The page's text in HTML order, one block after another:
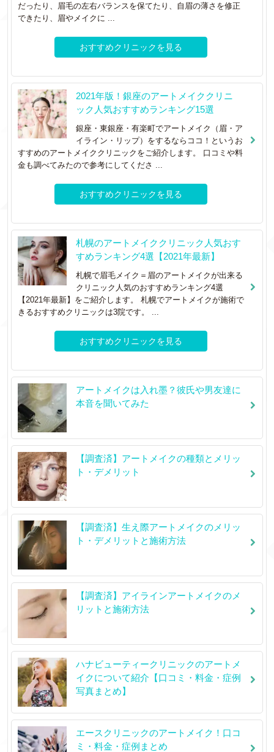
だったり、眉毛の左右バランスを保てたり、自眉の薄さを修正
できたり、眉やメイクに ...
おすすめクリニックを見る
2021年版！銀座のアートメイククリニ
ック人気おすすめランキング15選
銀座・東銀座・有楽町でアートメイク（眉・ア
イライン・リップ）をするならココ！というお
すすめのアートメイククリニックをご紹介します。 口コミや料
金も調べてみたので参考にしてくださ ...
おすすめクリニックを見る
札幌のアートメイククリニック人気おす
すめランキング4選【2021年最新】
札幌で眉毛メイク＝眉のアートメイクが出来る
クリニック人気のおすすめランキング4選
【2021年最新】をご紹介します。 札幌でアートメイクが施術で
きるおすすめクリニックは3院です。 ...
おすすめクリニックを見る
アートメイクは入れ墨？彼氏や男友達に
本音を聞いてみた
【調査済】アートメイクの種類とメリッ
ト・デメリット
【調査済】生え際アートメイクのメリッ
ト・デメリットと施術方法
【調査済】アイラインアートメイクのメ
リットと施術方法
ハナビューティークリニックのアートメ
イクについて紹介【口コミ・料金・症例
写真まとめ】
エースクリニックのアートメイク！口コ
ミ・料金・症例まとめ